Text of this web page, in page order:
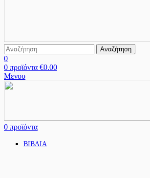
Αναζήτηση
0
0 προϊόντα €0.00
Μενου
0 προϊόντα
ΒΙΒΛΙΑ